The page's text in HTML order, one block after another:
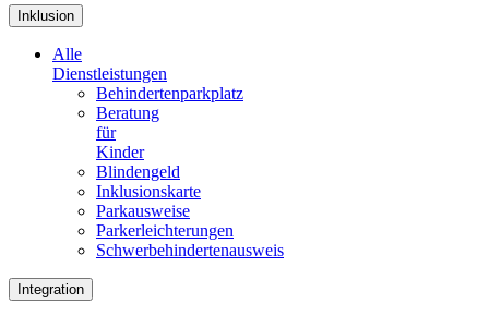
Inklusion
Alle
Dienstleistungen
Behindertenparkplatz
Beratung
für
Kinder
Blindengeld
Inklusionskarte
Parkausweise
Parkerleichterungen
Schwerbehindertenausweis
Integration